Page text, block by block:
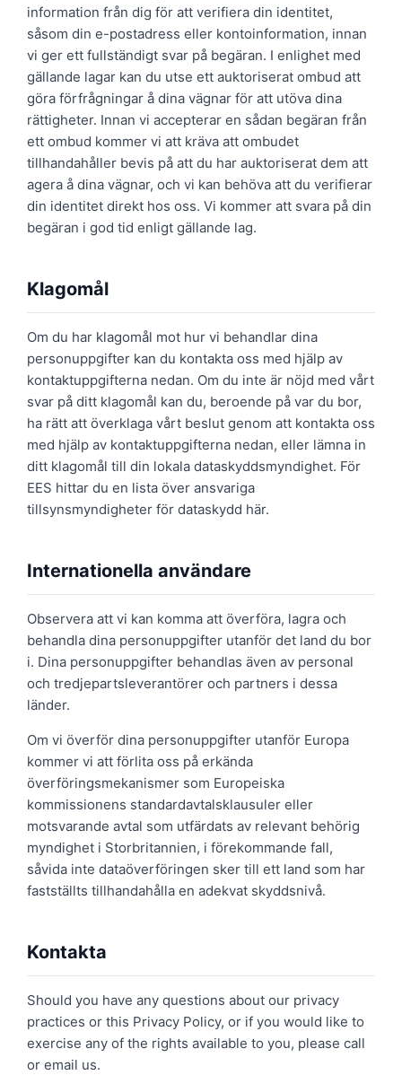
information från dig för att verifiera din identitet,
såsom din e-postadress eller kontoinformation, innan
vi ger ett fullständigt svar på begäran. I enlighet med
gällande lagar kan du utse ett auktoriserat ombud att
göra förfrågningar å dina vägnar för att utöva dina
rättigheter. Innan vi accepterar en sådan begäran från
ett ombud kommer vi att kräva att ombudet
tillhandahåller bevis på att du har auktoriserat dem att
agera å dina vägnar, och vi kan behöva att du verifierar
din identitet direkt hos oss. Vi kommer att svara på din
begäran i god tid enligt gällande lag.
Klagomål
Om du har klagomål mot hur vi behandlar dina
personuppgifter kan du kontakta oss med hjälp av
kontaktuppgifterna nedan. Om du inte är nöjd med vårt
svar på ditt klagomål kan du, beroende på var du bor,
ha rätt att överklaga vårt beslut genom att kontakta oss
med hjälp av kontaktuppgifterna nedan, eller lämna in
ditt klagomål till din lokala dataskyddsmyndighet. För
EES hittar du en lista över ansvariga
tillsynsmyndigheter för dataskydd här.
Internationella användare
Observera att vi kan komma att överföra, lagra och
behandla dina personuppgifter utanför det land du bor
i. Dina personuppgifter behandlas även av personal
och tredjepartsleverantörer och partners i dessa
länder.
Om vi överför dina personuppgifter utanför Europa
kommer vi att förlita oss på erkända
överföringsmekanismer som Europeiska
kommissionens standardavtalsklausuler eller
motsvarande avtal som utfärdats av relevant behörig
myndighet i Storbritannien, i förekommande fall,
såvida inte dataöverföringen sker till ett land som har
fastställts tillhandahålla en adekvat skyddsnivå.
Kontakta
Should you have any questions about our privacy
practices or this Privacy Policy, or if you would like to
exercise any of the rights available to you, please call
or email us.